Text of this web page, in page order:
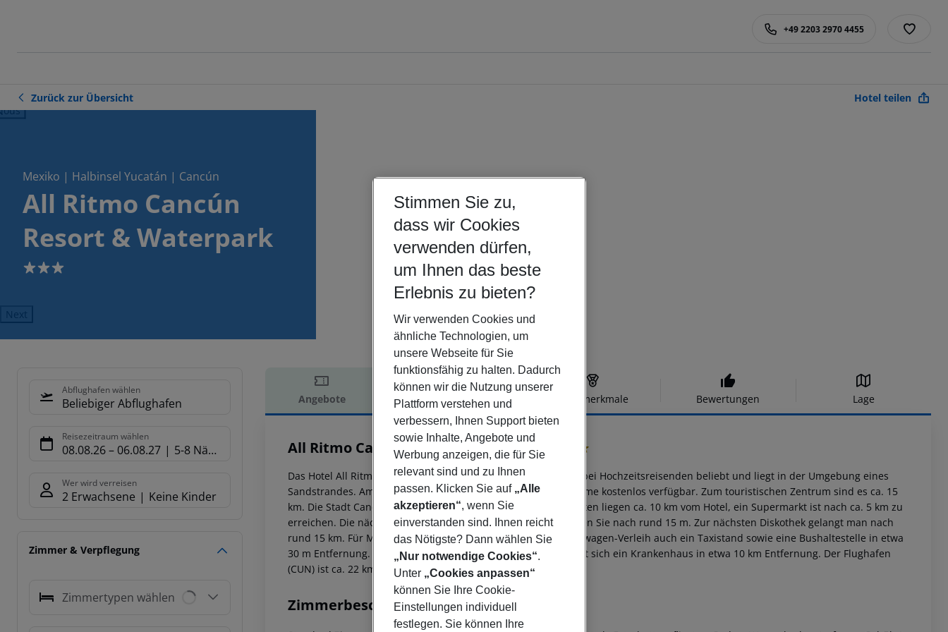
+49 2203 2970 4455
Zurück zur Übersicht Hotel teilen
Mexiko | Halbinsel Yucatán | Cancún
All Ritmo Cancún
Resort & Waterpark
3
Next
Abflughafen wählen
Beliebiger Abflughafen
Reisezeitraum wählen
08.08.26– 06.08.27 5-8 Nächte
Wer wird verreisen
2 Erwachsene Keine Kinder
Zimmer & Verpflegung
Zimmertypen wählen
Angebote Hotelbeschreibung Hotelmerkmale Bewertungen Lage
Hotelbeschreibung
All Ritmo Cancún Resort & Waterpark
Das Hotel All Ritmo Cancun Resort & Waterpark ist besonders bei Hochzeitsreisenden beliebt und liegt in der Umgebung eines
Sandstrandes. Am Strand sind Sonnenliegen und Sonnenschirme kostenlos verfügbar. Zum touristischen Zentrum sind es ca. 15
km. Die Stadt Cancun ist ca. 6 km entfernt. Einkaufsmöglichkeiten liegen ca. 10 km vom Hotel, ein Supermarkt ist nach ca. 5 km zu
erreichen. Die nächstgelegenen Bars und Restaurants erreichen Sie nach rund 15 m. Zur nächsten Diskothek gelangt man nach
rund 15 km. Für Mobilität im Urlaub sorgen neben einem Mietwagen-Verleih auch ein Taxistand sowie eine Bushaltestelle in etwa
30 m Entfernung. Zur ärztlichen Versorgung im Notfall befindet sich ein Krankenhaus in etwa 10 km Entfernung. Der Flughafen
(CUN) ist ca. 22 km entfernt.
Zimmerbeschreibung
Stimmen Sie zu,
dass wir Cookies
verwenden dürfen,
um Ihnen das beste
Erlebnis zu bieten?
Wir verwenden Cookies und
ähnliche Technologien, um
unsere Webseite für Sie
funktionsfähig zu halten. Dadurch
können wir die Nutzung unserer
Plattform verstehen und
verbessern, Ihnen Support bieten
sowie Inhalte, Angebote und
Werbung anzeigen, die für Sie
relevant sind und zu Ihnen
passen. Klicken Sie auf „Alle
akzeptieren“, wenn Sie
einverstanden sind. Ihnen reicht
das Nötigste? Dann wählen Sie
„Nur notwendige Cookies“.
Unter „Cookies anpassen“
können Sie Ihre Cookie-
Einstellungen individuell
festlegen. Sie können Ihre